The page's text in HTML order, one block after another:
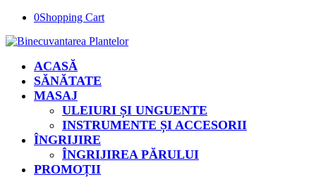
0Shopping Cart
ACASĂ
SĂNĂTATE
MASAJ
ULEIURI ȘI UNGUENTE
INSTRUMENTE ȘI ACCESORII
ÎNGRIJIRE
ÎNGRIJIREA PĂRULUI
PROMOȚII